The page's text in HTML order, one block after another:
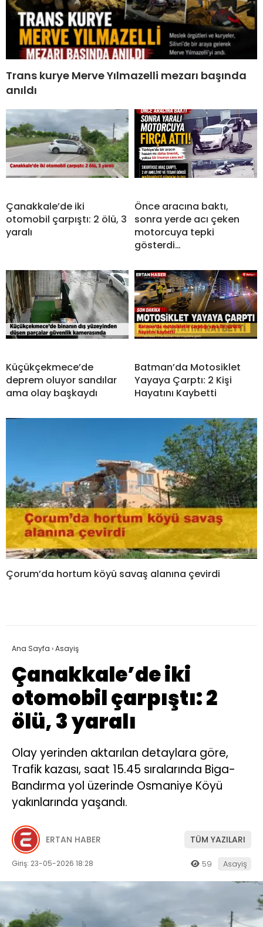
Trans kurye Merve Yılmazelli mezarı başında
anıldı
Çanakkale’de iki
otomobil çarpıştı: 2 ölü, 3
yaralı
Önce aracına baktı,
sonra yerde acı çeken
motorcuya tepki
gösterdi…
Küçükçekmece’de
deprem oluyor sandılar
ama olay başkaydı
Batman’da Motosiklet
Yayaya Çarptı: 2 Kişi
Hayatını Kaybetti
Çorum’da hortum köyü savaş alanına çevirdi
Ana Sayfa ›Asayiş
Çanakkale’de iki
otomobil çarpıştı: 2
ölü, 3 yaralı
Olay yerinden aktarılan detaylara göre,
Trafik kazası, saat 15.45 sıralarında Biga-
Bandırma yol üzerinde Osmaniye Köyü
yakınlarında yaşandı.
ERTAN HABER TÜM YAZILARI
Giriş: 23-05-2026 18:28 59 Asayiş